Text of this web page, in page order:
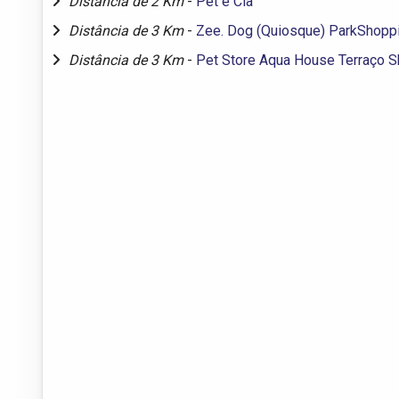
Distância de 3 Km - Zee. Dog (Quiosque)
Distância de 3 Km - Pet Store Aqua House Terraço